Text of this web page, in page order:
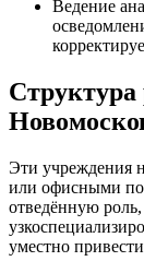
Ведение
Структура
Эти учреждения
или офисными
отведённую
уместно